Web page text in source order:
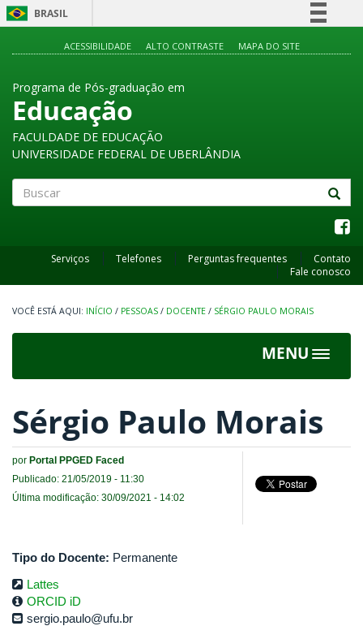
BRASIL
Canais
ACESSIBILIDADE ALTO CONTRASTE MAPA DO SITE
Programa de Pós-graduação em
Educação
FACULDADE DE EDUCAÇÃO
UNIVERSIDADE FEDERAL DE UBERLÂNDIA
Serviços Telefones Perguntas frequentes
Contato
Fale conosco
INÍCIO / PESSOAS / DOCENTE / SÉRGIO PAULO MORAIS
MENU
Toggle
Sérgio Paulo Morais
por Portal PPGED Faced
Publicado: 21/05/2019 - 11:30
Última modificação: 30/09/2021 - 14:02
Tipo do Docente: Permanente
Lattes
ORCID iD
sergio.paulo@ufu.br